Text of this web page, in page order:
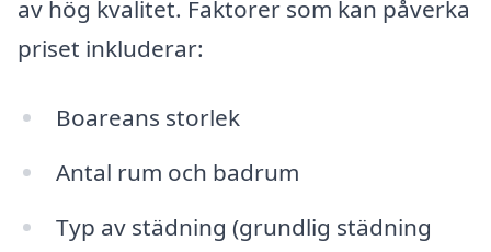
av hög kvalitet. Faktorer som kan påverka
priset inkluderar:
Boareans storlek
Antal rum och badrum
Typ av städning (grundlig städning